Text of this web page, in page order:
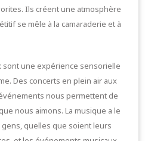
Ils créent une atmosphère
se mêle à la camaraderie et à
sont une expérience sensorielle
Des concerts en plein air aux
nous permettent de
nous aimons. La musique a le
quelles que soient leurs